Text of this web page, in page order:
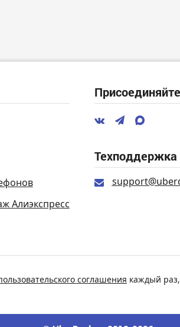
Алиэкспресс
Техподдержка
соглашения каждый